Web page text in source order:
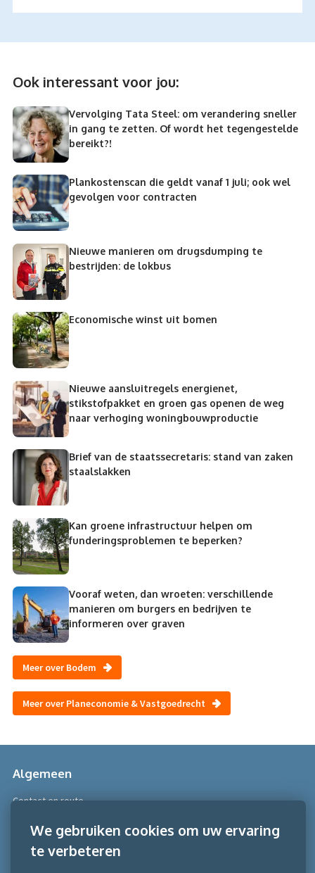
Ook interessant voor jou:
Vervolging Tata Steel: om verandering sneller
in gang te zetten. Of wordt het tegengestelde
bereikt?!
Plankostenscan die geldt vanaf 1 juli; ook wel
gevolgen voor contracten
Nieuwe manieren om drugsdumping te
bestrijden: de lokbus
Economische winst uit bomen
Nieuwe aansluitregels energienet,
stikstofpakket en groen gas openen de weg
naar verhoging woningbouwproductie
Brief van de staatssecretaris: stand van zaken
staalslakken
Kan groene infrastructuur helpen om
funderingsproblemen te beperken?
Vooraf weten, dan wroeten: verschillende
manieren om burgers en bedrijven te
informeren over graven
Meer over Bodem
Meer over Planeconomie & Vastgoedrecht
Algemeen
Contact en route
Meer informatie
We gebruiken cookies om uw ervaring
te verbeteren